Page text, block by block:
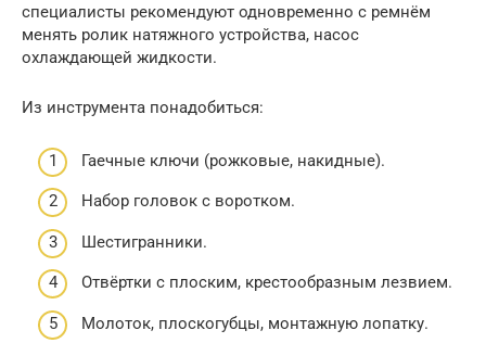
специалисты рекомендуют одновременно с ремнём
менять ролик натяжного устройства, насос
охлаждающей жидкости.
Из инструмента понадобиться:
Гаечные ключи (рожковые, накидные).
Набор головок с воротком.
Шестигранники.
Отвёртки с плоским, крестообразным лезвием.
Молоток, плоскогубцы, монтажную лопатку.